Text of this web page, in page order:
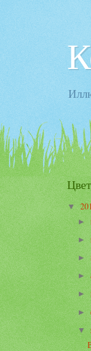
▼
►
►
►
►
►
►
▼